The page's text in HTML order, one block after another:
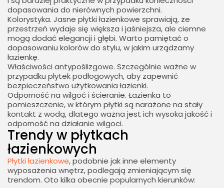
dopasowania do nierównych powierzchni.
Kolorystyka. Jasne płytki łazienkowe sprawiają, że
przestrzeń wydaje się większa i jaśniejsza, ale ciemne
mogą dodać elegancji i głębi. Warto pamiętać o
dopasowaniu kolorów do stylu, w jakim urządzamy
łazienkę.
Właściwości antypoślizgowe. Szczególnie ważne w
przypadku płytek podłogowych, aby zapewnić
bezpieczeństwo użytkowania łazienki.
Odporność na wilgoć i ścieranie. Łazienka to
pomieszczenie, w którym płytki są narażone na stały
kontakt z wodą, dlatego ważna jest ich wysoka jakość i
odporność na działanie wilgoci.
Trendy w płytkach
łazienkowych
Płytki łazienkowe, podobnie jak inne elementy
wyposażenia wnętrz, podlegają zmieniającym się
trendom. Oto kilka obecnie popularnych kierunków: